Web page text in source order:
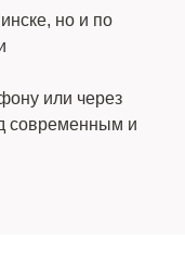
но и по
или через
современным и